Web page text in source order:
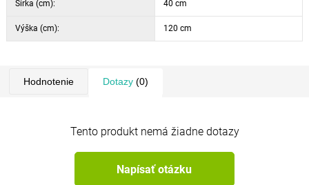
Šírka (cm): 40 cm
Výška (cm): 120 cm
Hodnotenie Dotazy(0)
Tento produkt nemá žiadne dotazy
Napísať otázku